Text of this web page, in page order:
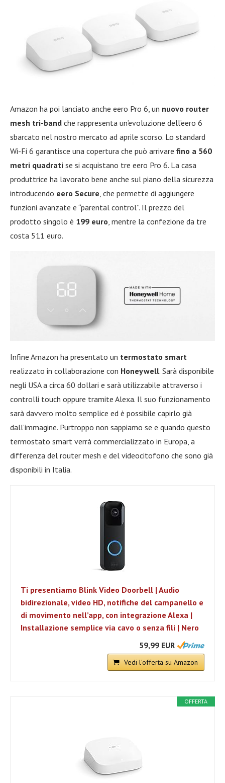
Amazon ha poi lanciato anche eero Pro 6, un nuovo router
mesh tri-band che rappresenta un’evoluzione dell’eero 6
sbarcato nel nostro mercato ad aprile scorso. Lo standard
Wi-Fi 6 garantisce una copertura che può arrivare fino a 560
metri quadrati se si acquistano tre eero Pro 6. La casa
produttrice ha lavorato bene anche sul piano della sicurezza
introducendo eero Secure , che permette di aggiungere
funzioni avanzate e “parental control”. Il prezzo del
prodotto singolo è 199 euro , mentre la confezione da tre
costa 511 euro.
Infine Amazon ha presentato un termostato smart
realizzato in collaborazione con Honeywell. Sarà disponibile
negli USA a circa 60 dollari e sarà utilizzabile attraverso i
controlli touch oppure tramite Alexa. Il suo funzionamento
sarà davvero molto semplice ed è possibile capirlo già
dall’immagine. Purtroppo non sappiamo se e quando questo
termostato smart verrà commercializzato in Europa, a
differenza del router mesh e del videocitofono che sono già
disponibili in Italia.
Ti presentiamo Blink Video Doorbell | Audio
bidirezionale, video HD, notifiche del campanello e
di movimento nell’app, con integrazione Alexa |
Installazione semplice via cavo o senza fili | Nero
59,99 EUR
Vedi l'offerta su Amazon
OFFERTA